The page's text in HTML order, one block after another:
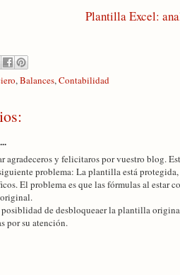
Plantilla Excel:
, Balances, Contabilidad
agradeceros y felicitaros por vuestro blog.
problema: La plantilla está
El problema es que las fórmulas al estar
de desbloqueaer la plantilla
por su atención.